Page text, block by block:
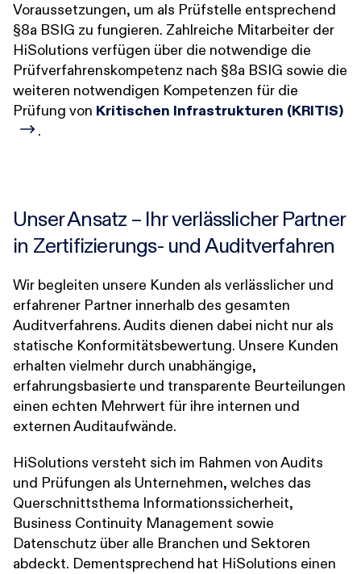
Voraussetzungen, um als Prüfstelle entsprechend
§8a BSIG zu fungieren. Zahlreiche Mitarbeiter der
HiSolutions verfügen über die notwendige die
Prüfverfahrenskompetenz nach §8a BSIG sowie die
weiteren notwendigen Kompetenzen für die
Prüfung von Kritischen Infrastrukturen (KRITIS)
.
Unser Ansatz – Ihr verlässlicher Partner
in Zertifizierungs- und Auditverfahren
Wir begleiten unsere Kunden als verlässlicher und
erfahrener Partner innerhalb des gesamten
Auditverfahrens. Audits dienen dabei nicht nur als
statische Konformitätsbewertung. Unsere Kunden
erhalten vielmehr durch unabhängige,
erfahrungsbasierte und transparente Beurteilungen
einen echten Mehrwert für ihre internen und
externen Auditaufwände.
HiSolutions versteht sich im Rahmen von Audits
und Prüfungen als Unternehmen, welches das
Querschnittsthema Informationssicherheit,
Business Continuity Management sowie
Datenschutz über alle Branchen und Sektoren
abdeckt. Dementsprechend hat HiSolutions einen